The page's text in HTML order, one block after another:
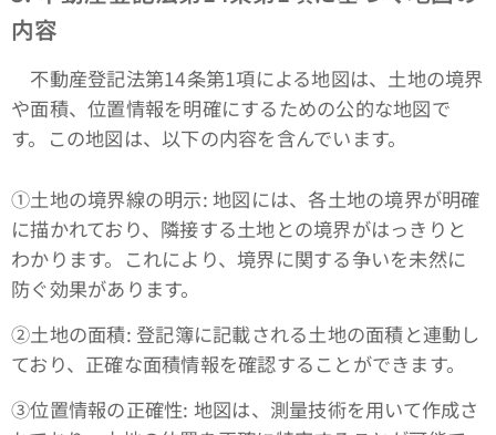
内容
不動産登記法第14条第1項による地図は、土地の境界
や面積、位置情報を明確にするための公的な地図で
す。この地図は、以下の内容を含んでいます。
①土地の境界線の明示: 地図には、各土地の境界が明確
に描かれており、隣接する土地との境界がはっきりと
わかります。これにより、境界に関する争いを未然に
防ぐ効果があります。
➁土地の面積: 登記簿に記載される土地の面積と連動し
ており、正確な面積情報を確認することができます。
③位置情報の正確性: 地図は、測量技術を用いて作成さ